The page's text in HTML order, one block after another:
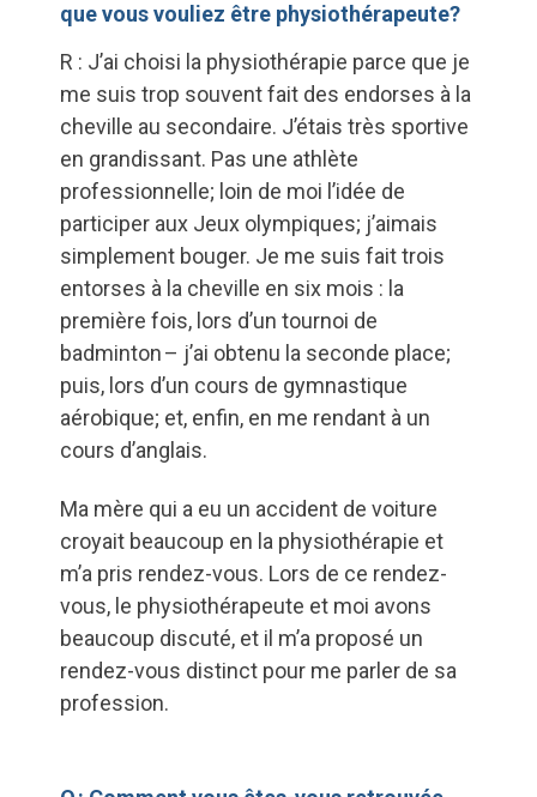
que vous vouliez être physiothérapeute?
R : J’ai choisi la physiothérapie parce que je
me suis trop souvent fait des endorses à la
cheville au secondaire. J’étais très sportive
en grandissant. Pas une athlète
professionnelle; loin de moi l’idée de
participer aux Jeux olympiques; j’aimais
simplement bouger. Je me suis fait trois
entorses à la cheville en six mois : la
première fois, lors d’un tournoi de
badminton – j’ai obtenu la seconde place;
puis, lors d’un cours de gymnastique
aérobique; et, enfin, en me rendant à un
cours d’anglais.
Ma mère qui a eu un accident de voiture
croyait beaucoup en la physiothérapie et
m’a pris rendez-vous. Lors de ce rendez-
vous, le physiothérapeute et moi avons
beaucoup discuté, et il m’a proposé un
rendez-vous distinct pour me parler de sa
profession.